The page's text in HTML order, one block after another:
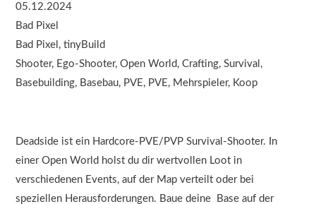
05.12.2024
Bad Pixel
Bad Pixel, tinyBuild
Shooter, Ego-Shooter, Open World, Crafting, Survival,
Basebuilding, Basebau, PVE, PVE, Mehrspieler, Koop
Deadside ist ein Hardcore-PVE/PVP Survival-Shooter. In
einer Open World holst du dir wertvollen Loot in
verschiedenen Events, auf der Map verteilt oder bei
speziellen Herausforderungen. Baue deine Base auf der